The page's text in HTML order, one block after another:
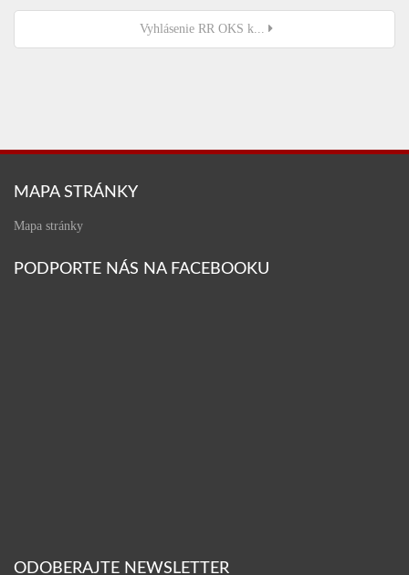
Vyhlásenie RR OKS k...
MAPA STRÁNKY
Mapa stránky
PODPORTE NÁS NA FACEBOOKU
ODOBERAJTE NEWSLETTER